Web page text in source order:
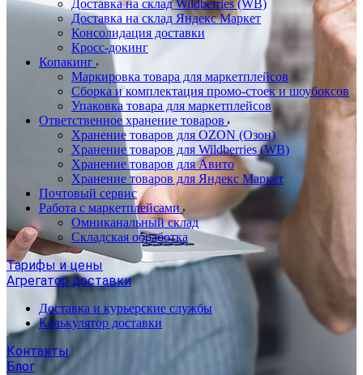
Доставка на склад Wildberries (WB)
Доставка на склад Яндекс Маркет
Консолидация доставки
Кросс-докинг
Копакинг
Маркировка товара для маркетплейсов
Сборка и комплектация промо-стоек и шоубоксов
Упаковка товара для маркетплейсов
Ответственное хранение товаров
Хранение товаров для OZON (Озон)
Хранение товаров для Wildberries (WB)
Хранение товаров для Авито
Хранение товаров для Яндекс Маркет
Почтовый сервис
Работа с маркетплейсами
Омниканальный склад
Складская обработка
Тарифы и цены
Агрегатор доставки
Доставка и курьерские службы
Калькулятор доставки
Контакты
Блог